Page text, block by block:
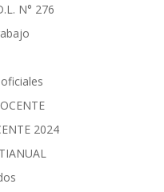
N° 276
2024